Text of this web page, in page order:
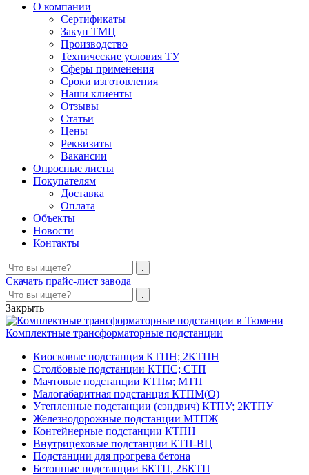
О компании
Сертификаты
Закуп ТМЦ
Производство
Технические условия ТУ
Сферы применения
Сроки изготовления
Наши клиенты
Отзывы
Статьи
Цены
Реквизиты
Вакансии
Опросные листы
Покупателям
Доставка
Оплата
Объекты
Новости
Контакты
Скачать прайс-лист завода
Закрыть
Комплектные трансформаторные подстанции
Киосковые подстанция КТПН; 2КТПН
Столбовые подстанции КТПС; СТП
Мачтовые подстанции КТПм; МТП
Малогабаритная подстанция КТПМ(О)
Утепленные подстанции (сэндвич) КТПУ; 2КТПУ
Железнодорожные подстанции МТПЖ
Контейнерные подстанции КТПН
Внутрицеховые подстанции КТП-ВЦ
Подстанции для прогрева бетона
Бетонные подстанции БКТП, 2БКТП